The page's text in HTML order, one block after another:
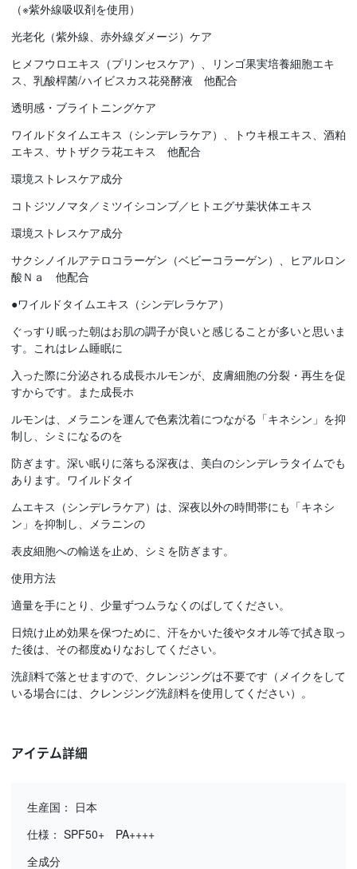
（※紫外線吸収剤を使用）
光老化（紫外線、赤外線ダメージ）ケア
ヒメフウロエキス（プリンセスケア）、リンゴ果実培養細胞エキ
ス、乳酸桿菌/ハイビスカス花発酵液 他配合
透明感・ブライトニングケア
ワイルドタイムエキス（シンデレラケア）、トウキ根エキス、酒粕
エキス、サトザクラ花エキス 他配合
環境ストレスケア成分
コトジツノマタ／ミツイシコンブ／ヒトエグサ葉状体エキス
環境ストレスケア成分
サクシノイルアテロコラーゲン（ベビーコラーゲン）、ヒアルロン
酸Ｎａ 他配合
●ワイルドタイムエキス（シンデレラケア）
ぐっすり眠った朝はお肌の調子が良いと感じることが多いと思いま
す。これはレム睡眠に
入った際に分泌される成長ホルモンが、皮膚細胞の分裂・再生を促
すからです。また成長ホ
ルモンは、メラニンを運んで色素沈着につながる「キネシン」を抑
制し、シミになるのを
防ぎます。深い眠りに落ちる深夜は、美白のシンデレラタイムでも
あります。ワイルドタイ
ムエキス（シンデレラケア）は、深夜以外の時間帯にも「キネシ
ン」を抑制し、メラニンの
表皮細胞への輸送を止め、シミを防ぎます。
使用方法
適量を手にとり、少量ずつムラなくのばしてください。
日焼け止め効果を保つために、汗をかいた後やタオル等で拭き取っ
た後は、その都度ぬりなおしてください。
洗顔料で落とせますので、クレンジングは不要です（メイクをして
いる場合には、クレンジング洗顔料を使用してください）。
アイテム詳細
生産国： 日本
仕様： SPF50+ PA++++
全成分